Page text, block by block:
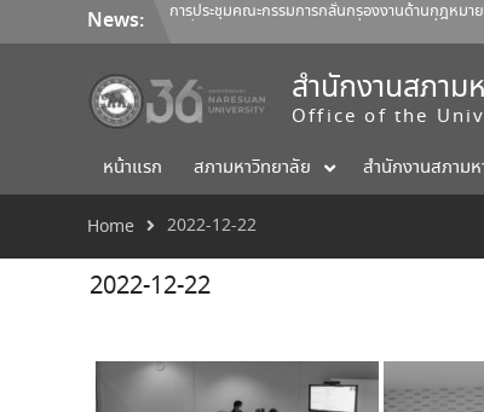
content
News: การประชุมคณะกรรมการกลั่นกรองงานด้านกฎหมา
การประชุมคณะกรรมการติดตามประเมินผลฯ ของ
สำนักงานสภาม
Office of the
หน้าแรก สภามหาวิทยาลัย สำนักงานสภาม
Home 2022-12-22
2022-12-22